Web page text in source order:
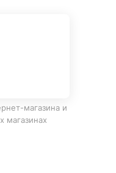
магазина и
магазинах